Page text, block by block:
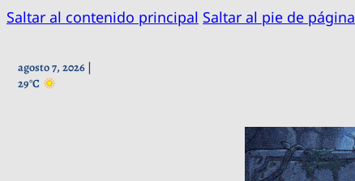
Saltar al contenido principal Saltar al pie de página
agosto 7, 2026 |
29°C